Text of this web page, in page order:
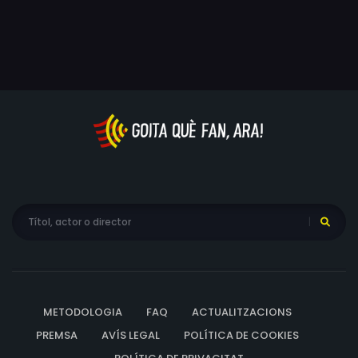
METODOLOGIA FAQ
ACTUALITZACIONS
PREMSA
AVÍS LEGAL
POLÍTICA DE COOKIES